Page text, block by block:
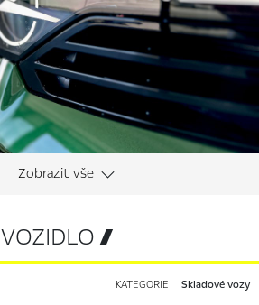
VOZIDLO 
KATEGORIE Skladové vozy